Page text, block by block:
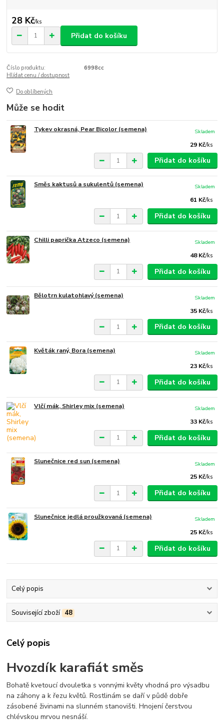
28 Kč/ks
Přidat do košíku
Číslo produktu:
6998cc
Hlídat cenu / dostupnost
Do oblíbených
Může se hodit
Tykev okrasná, Pear Bicolor (semena)
29 Kč/ks
Skladem
Přidat do košíku
Směs kaktusů a sukulentů (semena)
61 Kč/ks
Skladem
Přidat do košíku
Chilli paprička Atzeco (semena)
48 Kč/ks
Skladem
Přidat do košíku
Bělotrn kulatohlavý (semena)
35 Kč/ks
Skladem
Přidat do košíku
Květák raný, Bora (semena)
23 Kč/ks
Skladem
Přidat do košíku
Vlčí mák, Shirley mix (semena)
33 Kč/ks
Skladem
Přidat do košíku
Slunečnice red sun (semena)
25 Kč/ks
Skladem
Přidat do košíku
Slunečnice jedlá proužkovaná (semena)
25 Kč/ks
Skladem
Přidat do košíku
Celý popis
Související zboží 48
Celý popis
Hvozdík karafiát směs
Bohatě kvetoucí dvouletka s vonnými květy vhodná pro výsadbu
na záhony a k řezu květů. Rostlinám se daří v půdě dobře
zásobené živinami na slunném stanovišti. Hnojení čerstvou
chlévskou mrvou nesnáší.